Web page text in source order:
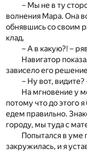
– Мы не в ту
волнения Мара. Она
обнявшись со своим
клад.
– А в какую?! –
Навигатор
зависело его
– Ну вот,
На мгновение у
потому что до этого
едем правильно.
городу, мы туда с
Попытался в уме
закружилась, и я